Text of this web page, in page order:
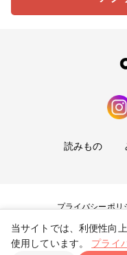
読みもの
プライバシーポリ
当サイトでは、利便性向
使用しています。
プライ